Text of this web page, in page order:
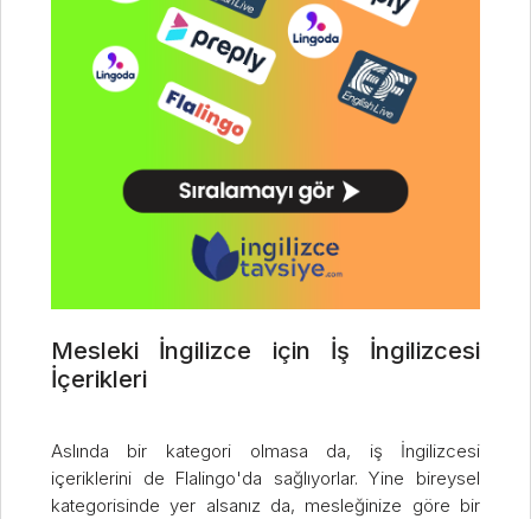
Mesleki İngilizce için İş İngilizcesi
İçerikleri
Aslında bir kategori olmasa da, iş İngilizcesi
içeriklerini de Flalingo'da sağlıyorlar. Yine bireysel
kategorisinde yer alsanız da, mesleğinize göre bir